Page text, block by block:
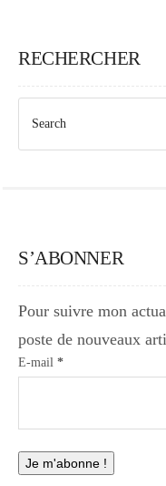
RECHERCHER
S’ABONNER
Pour suivre mon
poste de nouveaux
E-mail *